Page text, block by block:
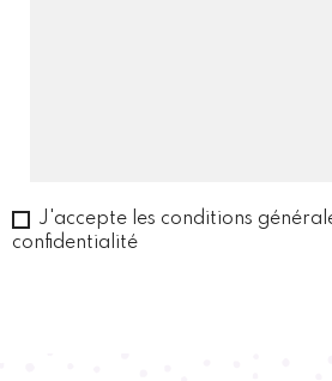
J'accepte les conditions
confidentialité